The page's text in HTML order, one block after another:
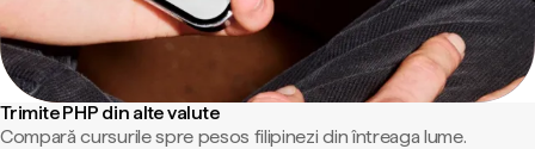
Trimite PHP din alte valute
Compară cursurile spre pesos filipinezi din întreaga lume.